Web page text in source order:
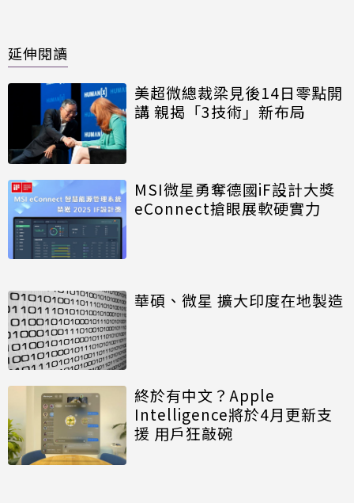
延伸閱讀
美超微總裁梁見後14日零點開
講 親揭「3技術」新布局
MSI微星勇奪德國iF設計大獎
eConnect搶眼展軟硬實力
華碩、微星 擴大印度在地製造
終於有中文？Apple
Intelligence將於4月更新支
援 用戶狂敲碗